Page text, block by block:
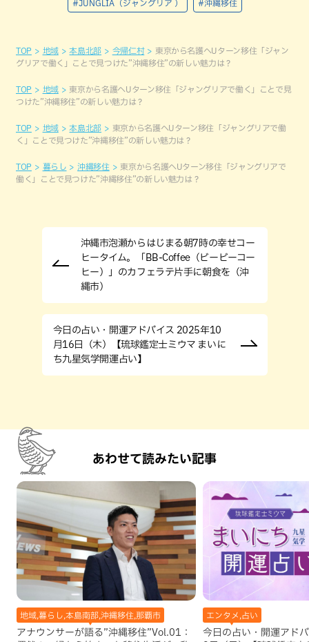
#JUNGLIA（ジャングリア ） #沖縄移住
TOP 地域 本島北部 今帰仁村
東京から名護へUターン移住「ジャン
グリアで働く」ことで見つけた”沖縄移住”の新しい魅力は？
TOP 地域
東京から名護へUターン移住「ジャングリアで働く」ことで見
つけた”沖縄移住”の新しい魅力は？
TOP 地域 本島北部
東京から名護へUターン移住「ジャングリアで働
く」ことで見つけた”沖縄移住”の新しい魅力は？
TOP 暮らし 沖縄移住
東京から名護へUターン移住「ジャングリアで
働く」ことで見つけた”沖縄移住”の新しい魅力は？
沖縄市泡瀬からはじまる朝7時の幸せコー
ヒータイム。「BB-Coffee（ビービーコー
ヒー）」のカフェラテ片手に朝食を（沖
縄市）
今日の占い・開運アドバイス 2025年10
月16日（木）【琉球鑑定士ミウマ まいに
ち九星気学開運占い】
あわせて読みたい記事
地域,暮らし,本島南部,沖縄移住,那覇市
アナウンサーが語る”沖縄移住”Vol.01：
エンタメ,占い
今日の占い・開運アド